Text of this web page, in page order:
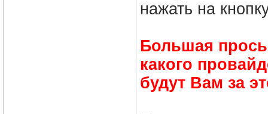
нажать на
Большая
какого
будут Вам за